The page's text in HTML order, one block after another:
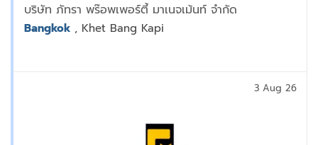
บริษัท ภัทรา พร๊อพเพอร์ตี้ มาเนจเม้นท์ จำกัด
Bangkok , Khet Bang Kapi
3 Aug 26